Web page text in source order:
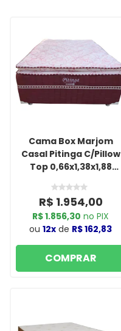
Cama Box Marjom
Casal Pitinga C/Pillow
Top 0,66x1,38x1,88
R$ 1.954,00
R$ 1.856,30 no PIX
ou 12x de R$ 162,83
COMPRAR